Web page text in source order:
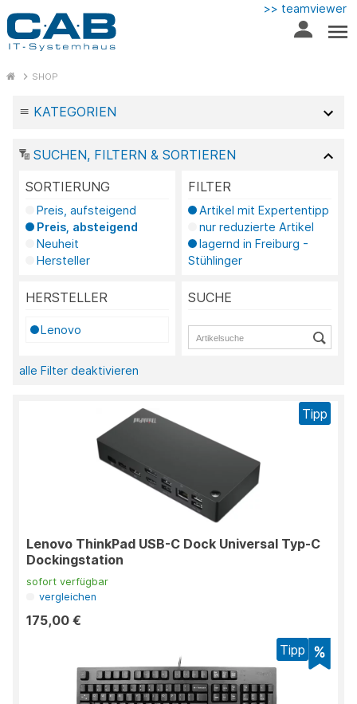
>> teamviewer
SHOP
KATEGORIEN
SUCHEN, FILTERN & SORTIEREN
SORTIERUNG
Preis, aufsteigend
Preis, absteigend
Neuheit
Hersteller
FILTER
Artikel mit Expertentipp
nur reduzierte Artikel
lagernd in Freiburg -
Stühlinger
HERSTELLER
Lenovo
SUCHE
alle Filter deaktivieren
Tipp
Lenovo ThinkPad USB-C Dock Universal Typ-C
Dockingstation
sofort verfügbar
vergleichen
175,00 €
Tipp